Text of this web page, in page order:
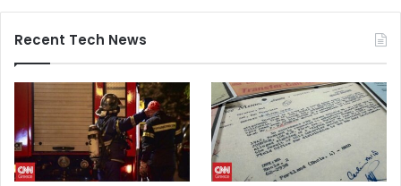
Recent Tech News